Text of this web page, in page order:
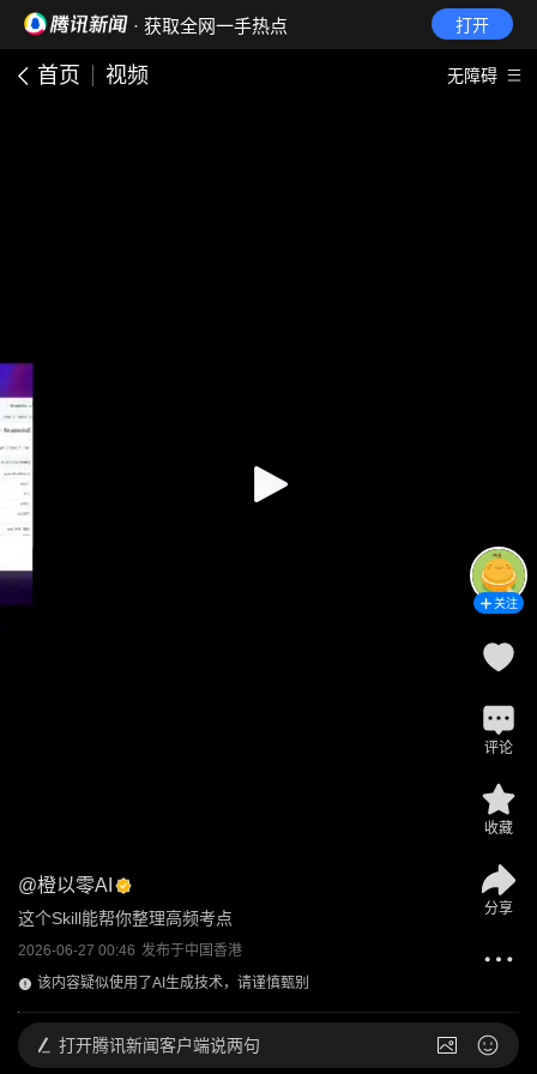
· 获取全网一手热点 打开
首页 视频 无障碍
@橙以零AI
这个Skill能帮你整理高频考点
2026-06-27 00:46 发布于中国香港
该内容疑似使用了AI生成技术，请谨慎甄别
关注
评论
收藏
分享
打开腾讯新闻客户端说两句